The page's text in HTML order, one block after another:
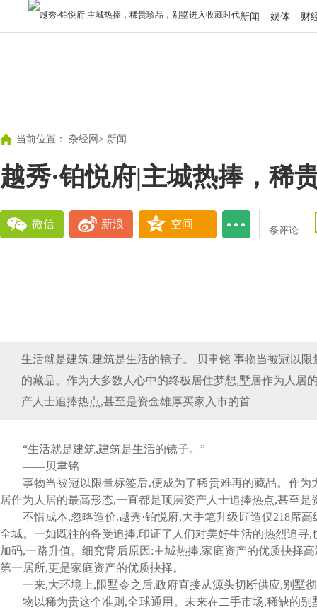
新闻 娱体 财
当前位置： 杂经网 > 新闻
越秀·铂悦府|主城热捧，稀
微信 新浪 空间
条评论
生活就是建筑,建筑是生活的镜子。 贝聿铭 事物当被冠以
的藏品。作为大多数人心中的终极居住梦想,墅居作为人居
产人士追捧热点,甚至是资金雄厚买家入市的首
“生活就是建筑,建筑是生活的镜子。”
——贝聿铭
事物当被冠以限量标签后,便成为了稀贵难再的藏品。作为
居作为人居的最高形态,一直都是顶层资产人士追捧热点,甚至
不惜成本,忽略造价.越秀·铂悦府,大手笔升级匠造仅218席
全城。一如既往的备受追捧,印证了人们对美好生活的热烈追寻,
加码,一路升值。细究背后原因:主城热捧,家庭资产的优质抉择
第一居所,更是家庭资产的优质抉择。
一来,大环境上,限墅令之后,政府直接从源头切断供应,别墅
物以稀为贵这个准则,全球通用。未来在二手市场,稀缺的